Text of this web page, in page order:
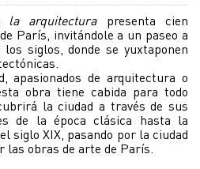
la arquitecturapresenta cien
París, invitándole a un paseo a
siglos, donde se yuxtaponen
apasionados de arquitectura o
obra tiene cabida para todo
la ciudad a través de sus
de la época clásica hasta la
siglo XIX, pasando por la ciudad
las obras de arte de París.